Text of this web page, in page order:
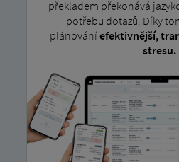
překladem překonává
potřebu dotazů. Díky
plánováníefektivnější,
stresu.